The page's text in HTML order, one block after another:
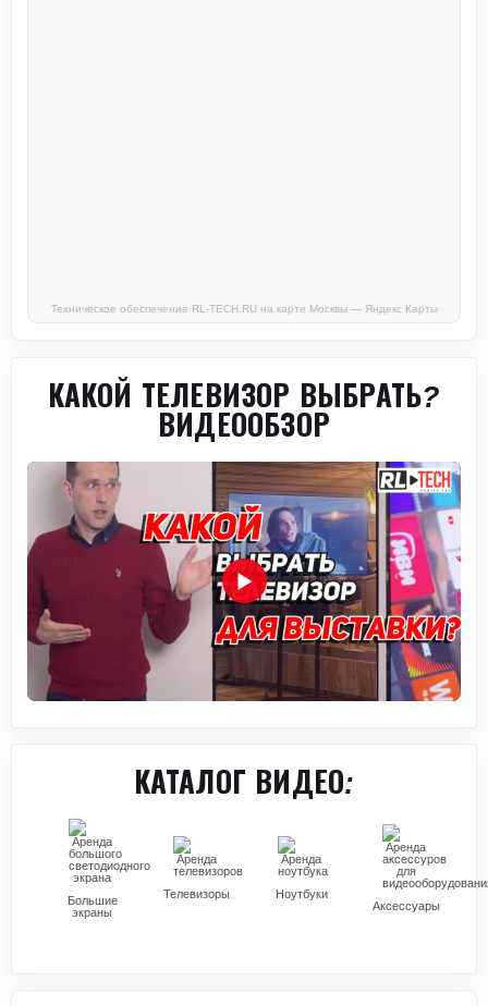
Техническое обеспечение RL-TECH.RU на карте Москвы — Яндекс Карты
КАКОЙ ТЕЛЕВИЗОР ВЫБРАТЬ?
ВИДЕООБЗОР
КАТАЛОГ ВИДЕО:
Большие
экраны
Телевизоры
Ноутбуки
Аксессуары